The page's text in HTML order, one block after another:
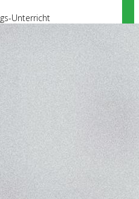
Unterricht